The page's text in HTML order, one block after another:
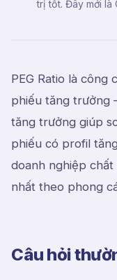
trị tốt. Đây mới là
PEG Ratio là công
phiếu tăng trưởng
tăng trưởng giúp
phiếu có profil
doanh nghiệp
nhất theo phong
Câu hỏi